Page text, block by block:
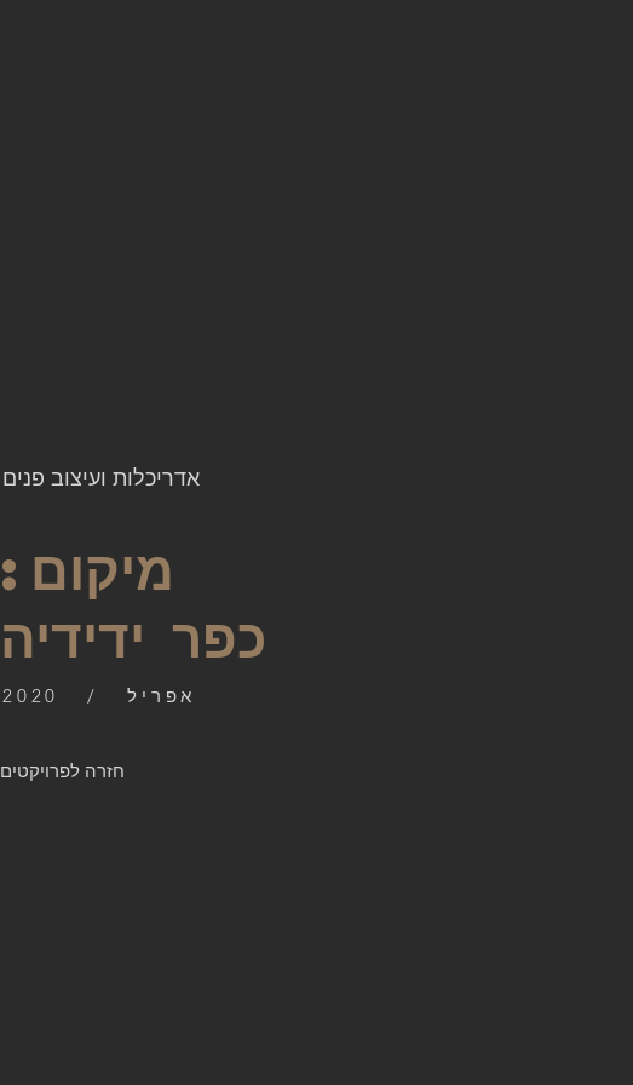
אדריכלות ועיצוב פנים
: מיקום
כפר ידידיה
אפריל / 2020
חזרה לפרויקטים